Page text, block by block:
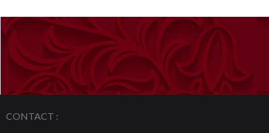
CONTACT :